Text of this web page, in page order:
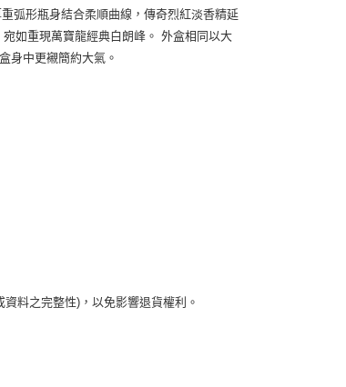
弧形瓶身結合柔順曲線，傳奇烈紅淡香精延
如重現萬寶龍經典白朗峰。 外盒相同以大
身中更襯簡約大氣。
料之完整性)，以免影響退貨權利。